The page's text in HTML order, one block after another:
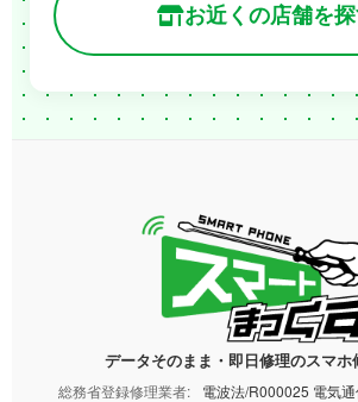
お近くの店舗を
データそのまま・即日修理のスマホ
総務省登録修理業者:
電波法/R000025 電気